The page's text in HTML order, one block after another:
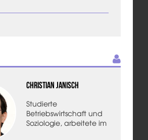
Christian Janisch
Studierte
Betriebswirtschaft und
Soziologie, arbeitete im